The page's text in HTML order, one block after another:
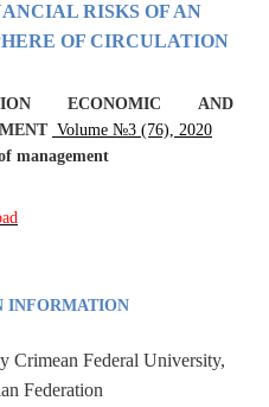
RISKS OF AN
OF CIRCULATION
ECONOMIC AND
Volume №3 (76), 2020
management
INFORMATION
Crimean Federal University,
Federation